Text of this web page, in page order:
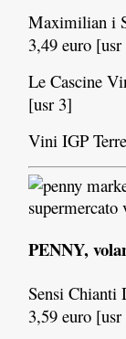
Maximilian i
3,49 euro
Le Cascine
[usr 3]
Vini IGP
PENNY,
Sensi Chianti
3,59 euro